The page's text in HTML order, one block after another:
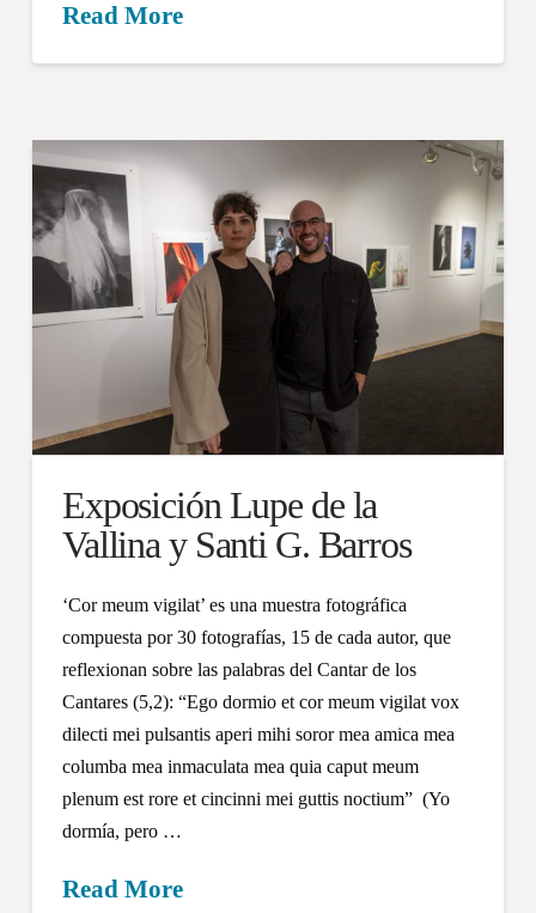
Read More
Exposición Lupe de la
Vallina y Santi G. Barros
‘Cor meum vigilat’ es una muestra fotográfica
compuesta por 30 fotografías, 15 de cada autor, que
reflexionan sobre las palabras del Cantar de los
Cantares (5,2): “Ego dormio et cor meum vigilat vox
dilecti mei pulsantis aperi mihi soror mea amica mea
columba mea inmaculata mea quia caput meum
plenum est rore et cincinni mei guttis noctium” (Yo
dormía, pero …
Read More